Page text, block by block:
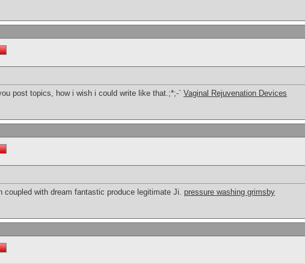
post topics, how i wish i could write like that.;*;-` Vaginal Rejuvenation Devices
coupled with dream fantastic produce legitimate Ji. pressure washing grimsby